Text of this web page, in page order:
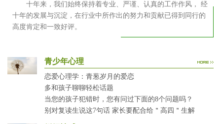
十年来，我们始终保持着专业、严谨、认真的工作作风， 经
十年的发展与沉淀，在行业中所作出的努力和贡献已得到同行的
高度肯定和一致好评。
青少年心理
恋爱心理学：青葱岁月的爱恋
多和孩子聊聊轻松话题
当您的孩子犯错时，您有问过下面的8个问题吗？
别对复读生说这7句话 家长要配合给＂高四＂生解